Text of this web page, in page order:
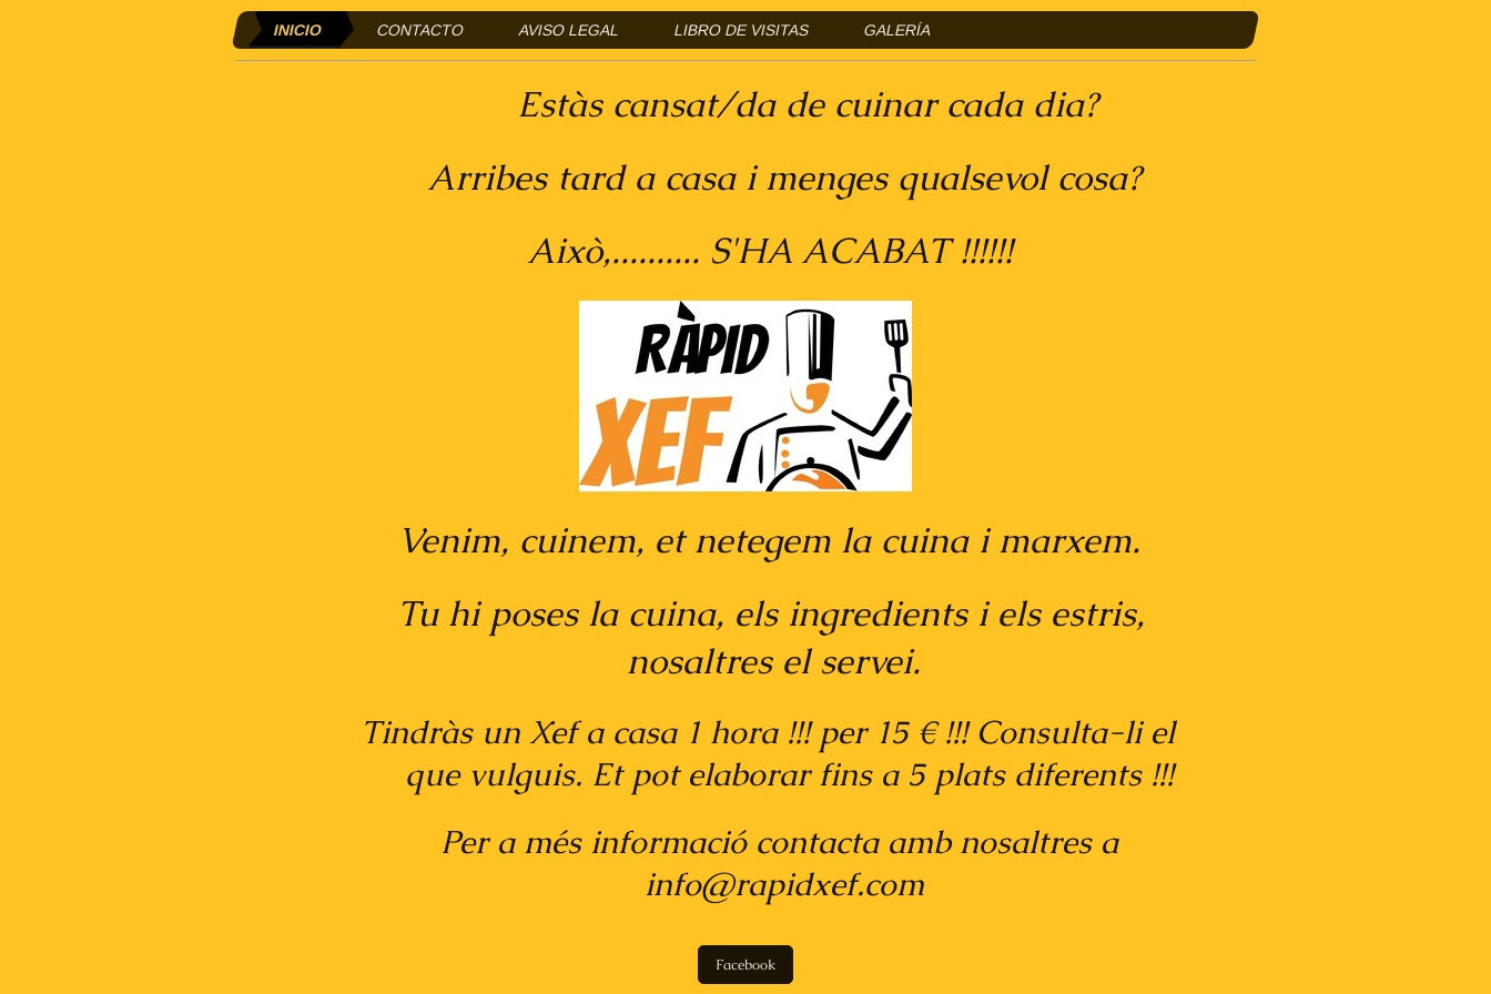
INICIO CONTACTO AVISO LEGAL LIBRO DE VISITAS GALERÍA
Estàs cansat/da de cuinar cada dia?
Arribes tard a casa i menges qualsevol cosa?
Això,.......... S'HA ACABAT !!!!!!
Venim, cuinem, et netegem la cuina i marxem.
Tu hi poses la cuina, els ingredients i els estris,
nosaltres el servei.
Tindràs un Xef a casa 1 hora !!! per 15 € !!! Consulta-li el
que vulguis. Et pot elaborar fins a 5 plats diferents !!!
Per a més informació contacta amb nosaltres a
info@rapidxef.com
Facebook